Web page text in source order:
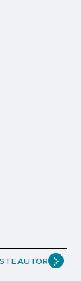
AUTOR